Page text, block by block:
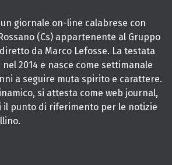
giornale on-line calabrese con
(Cs) appartenente al Gruppo
da Marco Lefosse. La testata
2014 e nasce come settimanale
a seguire muta spirito e carattere.
si attesta come web journal,
il punto di riferimento per le notizie